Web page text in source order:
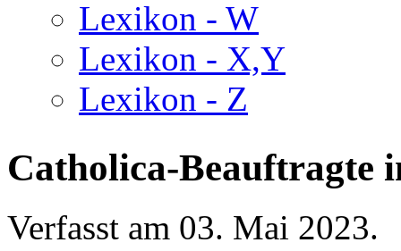
Lexikon - W
Lexikon - X,Y
Lexikon - Z
Catholica-Beauftragte
Verfasst am 03. Mai 2023.